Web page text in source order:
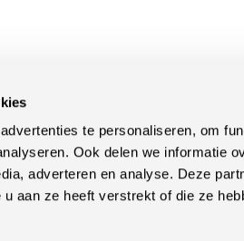
te personaliseren, om
Ook delen we informatie
adverteren en analyse. Deze
aan ze heeft verstrekt of die ze